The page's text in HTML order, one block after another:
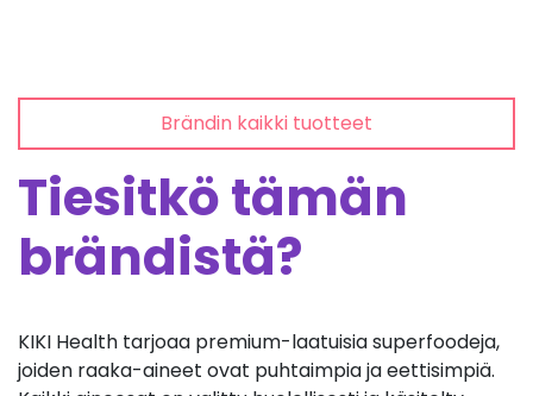
Brändin kaikki tuotteet
Tiesitkö tämän
brändistä?
KIKI Health tarjoaa premium-laatuisia superfoodeja,
joiden raaka-aineet ovat puhtaimpia ja eettisimpiä.